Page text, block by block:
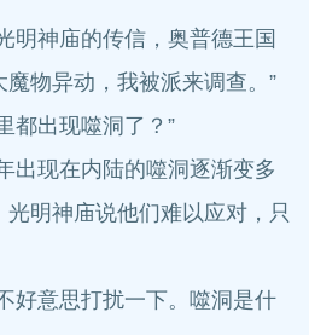
明神庙的传信，奥普德王国
物异动，我被派来调查。”
都出现噬洞了？”
出现在内陆的噬洞逐渐变多
明神庙说他们难以应对，只
好意思打扰一下。噬洞是什